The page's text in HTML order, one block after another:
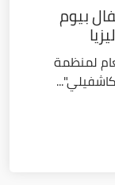
بيوم
لمنظمة